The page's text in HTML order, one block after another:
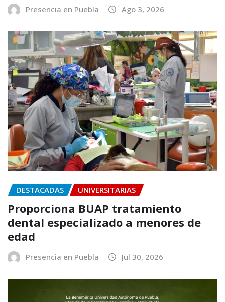
Presencia en Puebla Ago 3, 2026
DESTACADAS UNIVERSITARIAS
Proporciona BUAP tratamiento
dental especializado a menores de
edad
Presencia en Puebla Jul 30, 2026